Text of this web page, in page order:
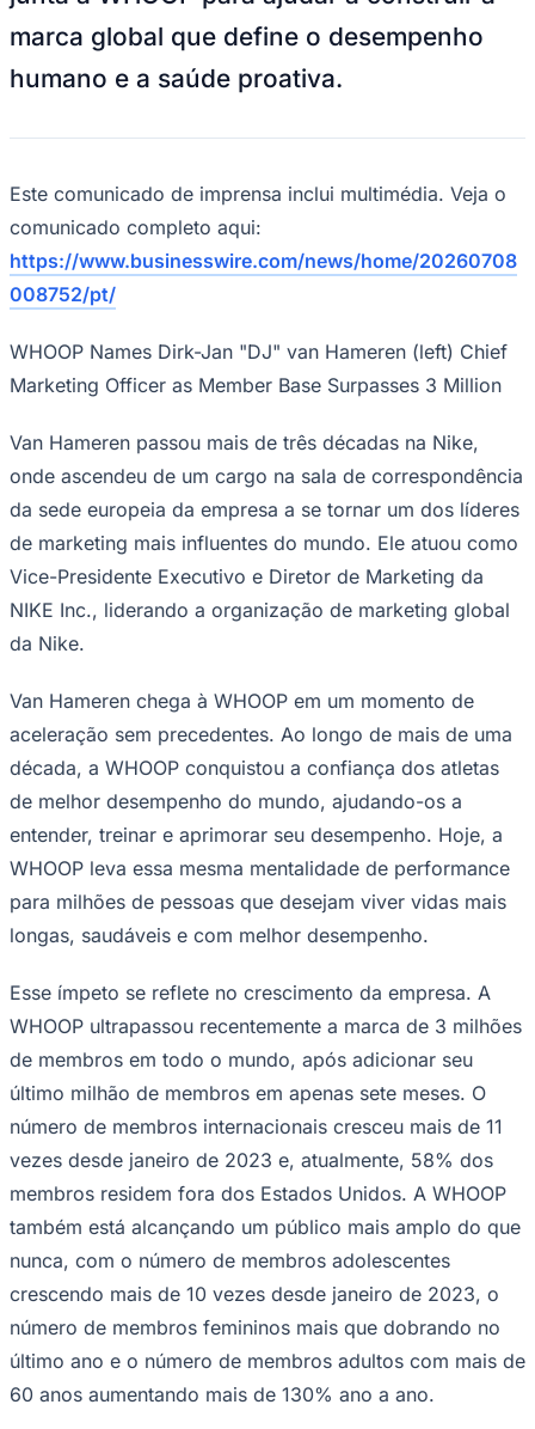
Ceará
Goiás
humano e a saúde proativa.
Este comunicado de imprensa inclui multimédia. Veja o
https://www.businesswire.com/news/home/20260708
008752/pt/
WHOOP Names Dirk-Jan "DJ" van Hameren (left) Chief
Van Hameren passou mais de três décadas na Nike,
da sede europeia da empresa a se tornar um dos líderes
de marketing mais influentes do mundo. Ele atuou como
Vice-Presidente Executivo e Diretor de Marketing da
NIKE Inc., liderando a organização de marketing global
da Nike.
Van Hameren chega à WHOOP em um momento de
década, a WHOOP conquistou a confiança dos atletas
de melhor desempenho do mundo, ajudando-os a
entender, treinar e aprimorar seu desempenho. Hoje, a
WHOOP leva essa mesma mentalidade de performance
para milhões de pessoas que desejam viver vidas mais
longas, saudáveis ​​e com melhor desempenho.
Esse ímpeto se reflete no crescimento da empresa. A
de membros em todo o mundo, após adicionar seu
último milhão de membros em apenas sete meses. O
número de membros internacionais cresceu mais de 11
vezes desde janeiro de 2023 e, atualmente, 58% dos
membros residem fora dos Estados Unidos. A WHOOP
também está alcançando um público mais amplo do que
nunca, com o número de membros adolescentes
crescendo mais de 10 vezes desde janeiro de 2023, o
número de membros femininos mais que dobrando no
último ano e o número de membros adultos com mais de
60 anos aumentando mais de 130% ano a ano.